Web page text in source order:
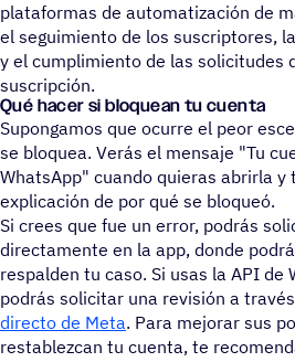
plataformas de automatización de
el seguimiento de los suscriptores,
y el cumplimiento de las solicitudes
suscripción.
Qué hacer si bloquean tu cuenta
Supongamos que ocurre el peor
se bloquea. Verás el mensaje "Tu
WhatsApp" cuando quieras abrirla y
explicación de por qué se bloqueó.
Si crees que fue un error, podrás
directamente en la app, donde
respalden tu caso. Si usas la API de
podrás solicitar una revisión a
directo de Meta. Para mejorar sus
restablezcan tu cuenta, te